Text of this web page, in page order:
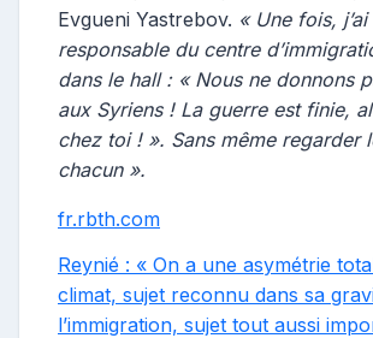
Evgueni Yastrebov. « Une fois,
responsable du centre
dans le hall : « Nous ne donnons
aux Syriens ! La guerre est finie,
chez toi ! ». Sans même regarder
chacun ».
fr.rbth.com
Reynié : « On a une asymétrie
climat, sujet reconnu dans sa
l’immigration, sujet tout aussi